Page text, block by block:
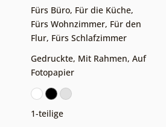
Fürs Büro, Für die Küche,
Fürs Wohnzimmer, Für den
Flur, Fürs Schlafzimmer
Gedruckte, Mit Rahmen, Auf
Fotopapier
1-teilige